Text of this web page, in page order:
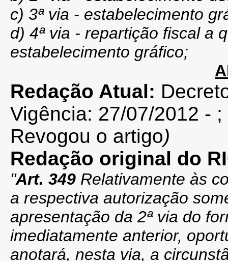
c) 3ª via - estabelecimento
d) 4ª via - repartição fiscal a
estabelecimento gráfico;
Redação Atual:
Vigência: 27/07/2012 - ;
Revogou o artigo)
Redação original do
"Art. 349 Relativamente às
a respectiva autorização
apresentação da 2ª via do
imediatamente anterior,
anotará, nesta via, a